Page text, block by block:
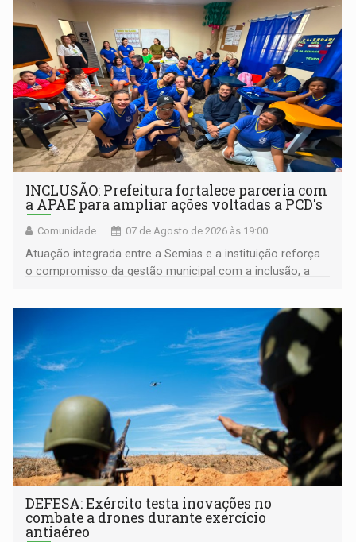
INCLUSÃO: Prefeitura fortalece parceria com
a APAE para ampliar ações voltadas a PCD's
Comunidade 07 de Agosto de 2026 às 19:00
Atuação integrada entre a Semias e a instituição reforça
o compromisso da gestão municipal com a inclusão, a
DEFESA: Exército testa inovações no
combate a drones durante exercício
antiaéreo